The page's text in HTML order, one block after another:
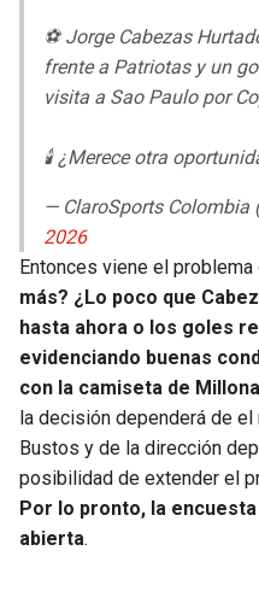
⚽️ Jorge Cabezas
frente a Patriotas y un
visita a Sao Paulo por
🕯️ ¿Merece otra
— ClaroSports Colombia
2026
Entonces viene el problema
más? ¿Lo poco que
hasta ahora o los goles
evidenciando buenas
con la camiseta de
la decisión dependerá de
Bustos y de la dirección
posibilidad de extender el
Por lo pronto, la
abierta.